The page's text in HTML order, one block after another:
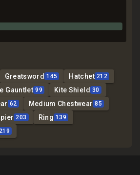
Greatsword 145 Hatchet 212
Gauntlet 99 Kite Shield 30
62 Medium Chestwear 85
203 Ring 139
219